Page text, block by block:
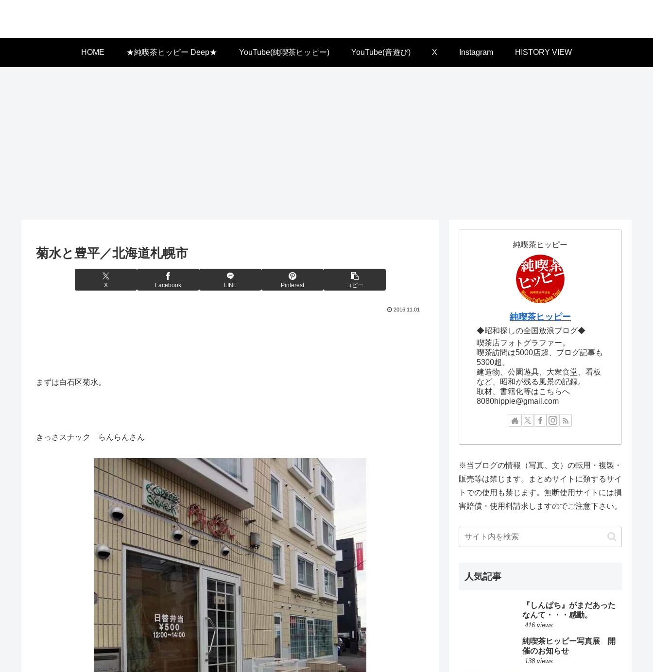
HOME ★純喫茶ヒッピー Deep★ YouTube(純喫茶ヒッピー) YouTube(音遊び) X Instagram HISTORY VIEW
菊水と豊平／北海道札幌市
X Facebook LINE Pinterest コピー
2016.11.01
まずは白石区菊水。
きっさスナック らんらんさん
純喫茶ヒッピー
純喫茶ヒッピー
◆昭和探しの全国放浪ブログ◆
喫茶店フォトグラファー。
喫茶訪問は5000店超、ブログ記事も
5300超。
建造物、公園遊具、大衆食堂、看板
など、昭和が残る風景の記録。
取材、書籍化等はこちらへ
8080hippie@gmail.com
※当ブログの情報（写真、文）の転用・複製・
販売等は禁じます。まとめサイトに類するサイ
トでの使用も禁じます。無断使用サイトには損
害賠償・使用料請求しますのでご注意下さい。
人気記事
『しんぱち』がまだあった
なんて・・・感動。
416 views
純喫茶ヒッピー写真展 開
催のお知らせ
138 views